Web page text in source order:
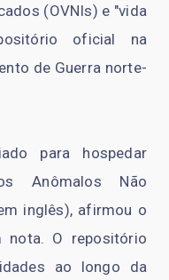
(OVNIs) e "vida
oficial na
de Guerra norte-
para hospedar
Anômalos Não
inglês), afirmou o
nota. O repositório
ao longo da